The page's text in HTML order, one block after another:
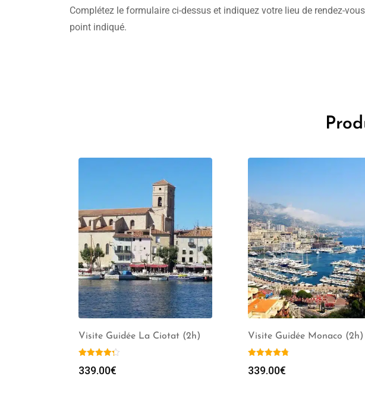
Complétez le formulaire ci-dessus et indiquez votre lieu de rendez-
point indiqué.
Visite Guidée La Ciotat (2h)
339.00€
Visite Guidée Monaco (2h)
339.00€